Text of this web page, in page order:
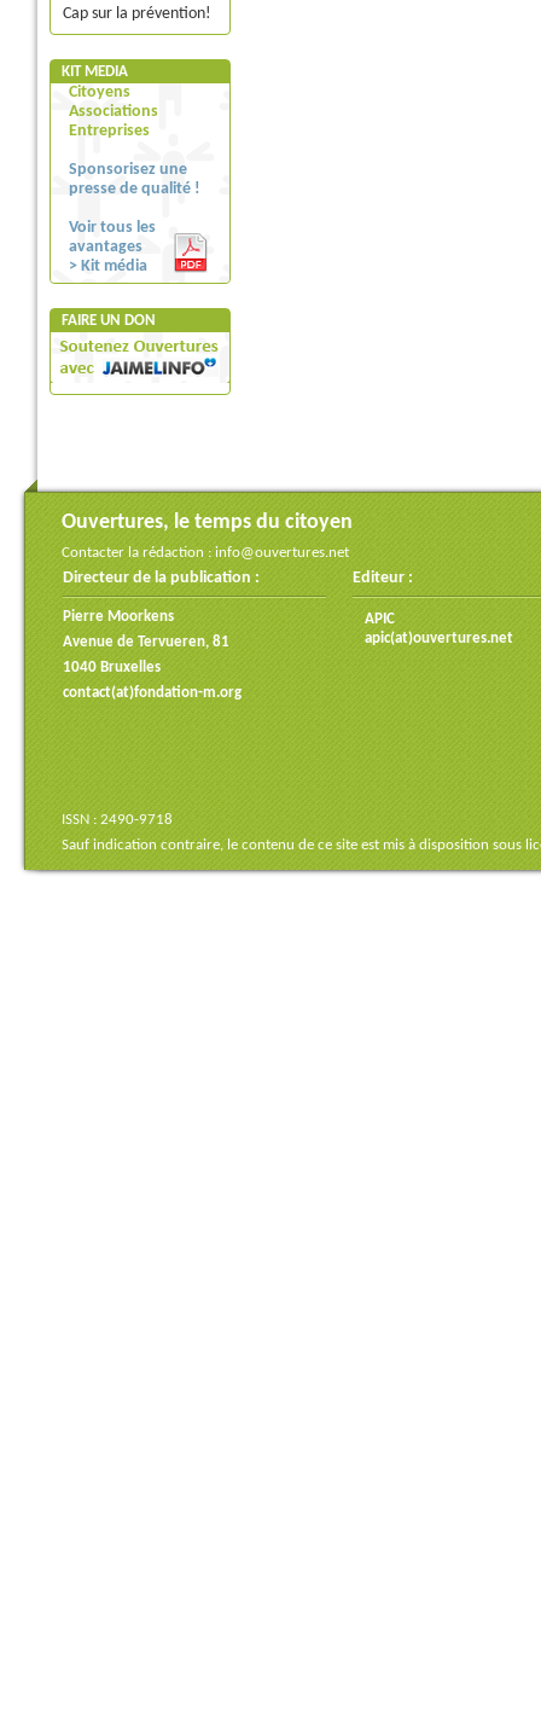
Cap sur la prévention!
KIT MEDIA
Citoyens
Associations
Entreprises
Sponsorisez une
presse de qualité !
Voir tous les
avantages
> Kit média
FAIRE UN DON
Ouvertures, le temps du citoyen
Contacter la rédaction : info@ouvertures.net
Directeur de la publication :
Pierre Moorkens
Avenue de Tervueren, 81
1040 Bruxelles
contact(at)fondation-m.org
Editeur :
APIC
apic(at)ouvertures.net
ISSN : 2490-9718
Sauf indication contraire, le contenu de ce site est mis à disposition sous